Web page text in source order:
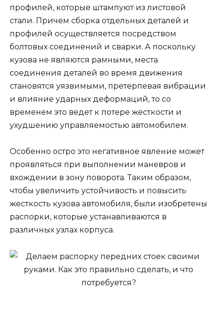
профилей, которые штампуют из листовой
стали. Причем сборка отдельных деталей и
профилей осуществляется посредством
болтовых соединений и сварки. А поскольку
кузова не являются рамными, места
соединения деталей во время движения
становятся уязвимыми, претерпевая вибрации
и влияние ударных деформаций, то со
временем это ведет к потере жесткости и
ухудшению управляемостью автомобилем.
Особенно остро это негативное явление может
проявляться при выполнении маневров и
вхождении в зону поворота. Таким образом,
чтобы увеличить устойчивость и повысить
жесткость кузова автомобиля, были изобретены
распорки, которые устанавливаются в
различных узлах корпуса.